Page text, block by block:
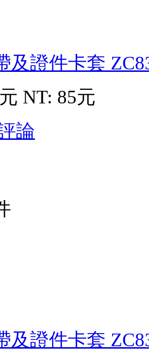
及證件卡套
NT: 85元
論
及證件卡套